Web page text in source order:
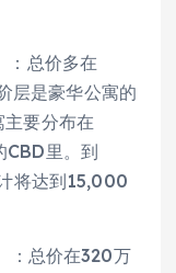
：总价多在
层是豪华公寓的
要分布在
里。到
将达到15,000
：总价在320万